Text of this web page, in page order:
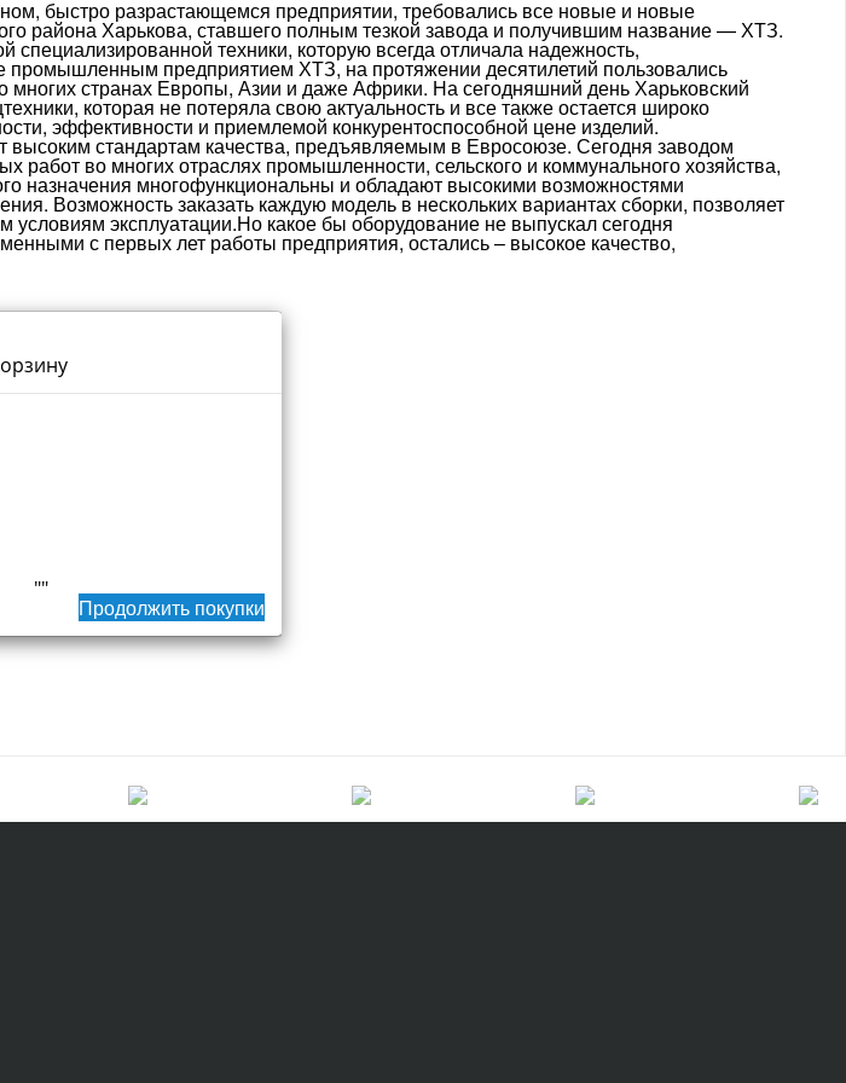
быстро разрастающемся предприятии, требовались все новые и новые
района Харькова, ставшего полным тезкой завода и получившим название — ХТЗ.
техники, которую всегда отличала надежность,
предприятием ХТЗ, на протяжении десятилетий пользовались
странах Европы, Азии и даже Африки. На сегодняшний день Харьковский
которая не потеряла свою актуальность и все также остается широко
эффективности и приемлемой конкурентоспособной цене изделий.
стандартам качества, предъявляемым в Евросоюзе. Сегодня заводом
во многих отраслях промышленности, сельского и коммунального хозяйства,
назначения многофункциональны и обладают высокими возможностями
Возможность заказать каждую модель в нескольких вариантах сборки, позволяет
эксплуатации.Но какое бы оборудование не выпускал сегодня
с первых лет работы предприятия, остались – высокое качество,
""
Продолжить покупки